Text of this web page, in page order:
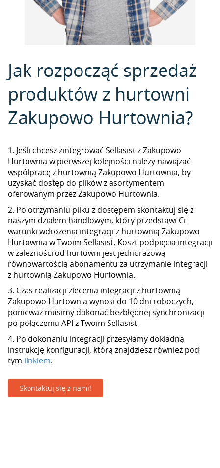
Jak rozpocząć sprzedaż
produktów z hurtowni
Zakupowo Hurtownia?
1. Jeśli chcesz zintegrować Sellasist z Zakupowo
Hurtownia w pierwszej kolejności należy nawiązać
współpracę z hurtownią Zakupowo Hurtownia, by
uzyskać dostęp do plików z asortymentem
oferowanym przez Zakupowo Hurtownia.
2. Po otrzymaniu pliku z dostępem skontaktuj się z
naszym działem handlowym, który przedstawi Ci
warunki wdrożenia integracji z hurtownią Zakupowo
Hurtownia w Twoim Sellasist. Koszt podpięcia integracji
w zależności od hurtowni jest jednorazową
równowartością abonamentu za utrzymanie integracji
z hurtownią Zakupowo Hurtownia.
3. Czas realizacji zlecenia integracji z hurtownią
Zakupowo Hurtownia wynosi do 10 dni roboczych,
ponieważ musimy dokonać bezbłędnej synchronizacji
po połączeniu API z Twoim Sellasist.
4. Po dokonaniu integracji przesyłamy dokładną
instrukcję konfiguracji, którą znajdziesz również pod
tym linkiem.
Skontaktuj się z nami!